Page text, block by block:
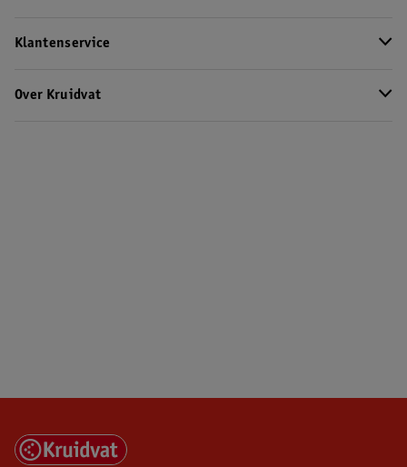
Klantenservice
Over Kruidvat